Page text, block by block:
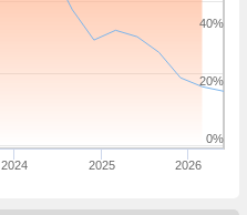
2024 2025 2026
0%
20%
40%